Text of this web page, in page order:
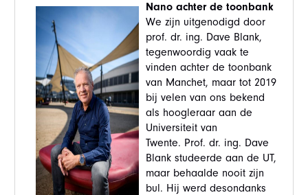
Nano achter de toonbank
We zijn uitgenodigd door
prof. dr. ing. Dave Blank,
tegenwoordig vaak te
vinden achter de toonbank
van Manchet, maar tot 2019
bij velen van ons bekend
als hoogleraar aan de
Universiteit van
Twente. Prof. dr. ing. Dave
Blank studeerde aan de UT,
maar behaalde nooit zijn
bul. Hij werd desondanks